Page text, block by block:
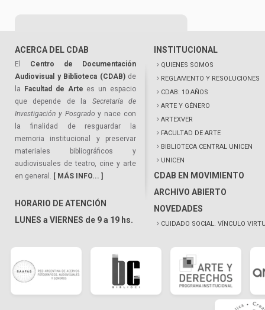
ACERCA DEL CDAB
El Centro de Documentación
Audiovisual y Biblioteca (CDAB)de
la
Facultad de Arte es un espacio
que depende de la Secretaría de
Investigación y Posgrado y nace con
la finalidad de resguardar la
memoria institucional y preservar
materiales bibliográficos y
audiovisuales de teatro, cine y arte
en general. [ MÁS INFO... ]
HORARIO DE ATENCIÓN
LUNES a VIERNES de 9 a 19 hs.
INSTITUCIONAL
QUIENES SOMOS
REGLAMENTO Y RESOLUCIONES
CDAB: 10 AÑOS
ARTE Y GÉNERO
ARTEXVER
FACULTAD DE ARTE
BIBLIOTECA CENTRAL UNICEN
UNICEN
CDAB EN MOVIMIENTO
ARCHIVO ABIERTO
NOVEDADES
CUIDADO SOCIAL. VÍNCULO